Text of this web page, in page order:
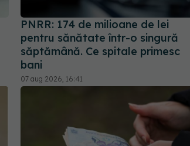
PNRR: 174 de milioane de lei
pentru sănătate într-o singură
săptămână. Ce spitale primesc
bani
07 aug 2026, 16:41